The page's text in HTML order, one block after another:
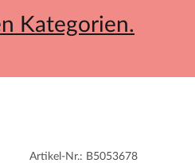
Kategorien.
Artikel-Nr.: B5053678